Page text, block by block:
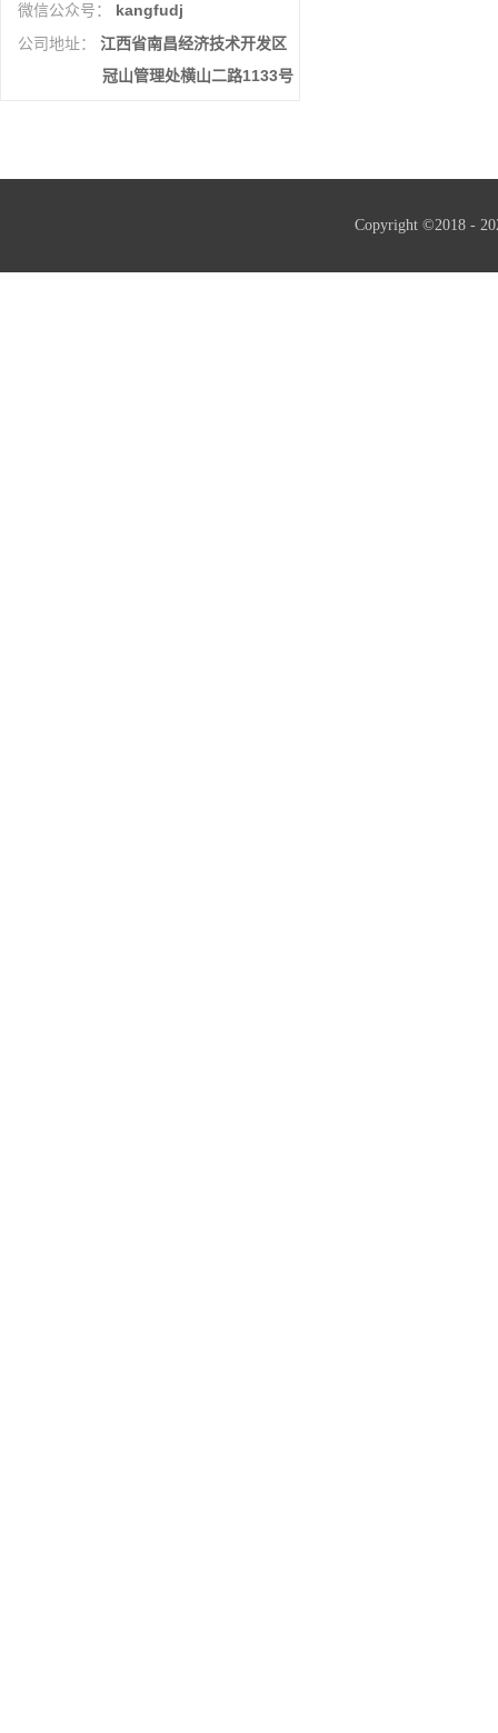
微信公众号： kangfudj
公司地址：
江西省南昌经济技术开发区
冠山管理处横山二路1133号
Copyright ©2018 -